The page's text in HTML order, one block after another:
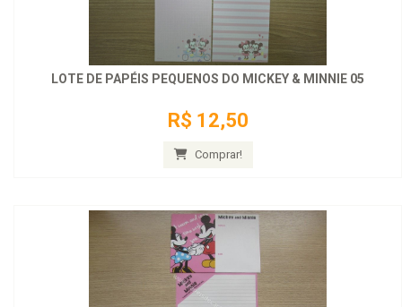
LOTE DE PAPÉIS PEQUENOS DO MICKEY & MINNIE 05
R$ 12,50
Comprar!